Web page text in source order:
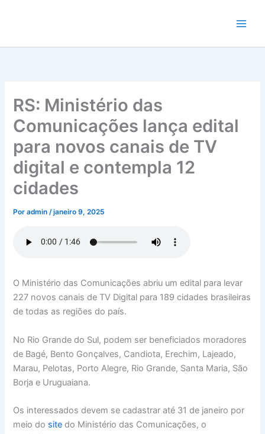
conteúdo
RS: Ministério das
Comunicações lança edital
para novos canais de TV
digital e contempla 12
cidades
Poradmin/janeiro 9, 2025
O Ministério das Comunicações abriu um edital para levar
227 novos canais de TV Digital para 189 cidades brasileiras
de todas as regiões do país.
No Rio Grande do Sul, podem ser beneficiados moradores
de Bagé, Bento Gonçalves, Candiota, Erechim, Lajeado,
Marau, Pelotas, Porto Alegre, Rio Grande, Santa Maria, São
Borja e Uruguaiana.
Os interessados devem se cadastrar até 31 de janeiro por
meio do sitedo Ministério das Comunicações, o